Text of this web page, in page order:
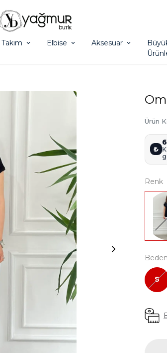
Takım Elbise Aksesuar
Ürün
₺
Renk
Beden
S